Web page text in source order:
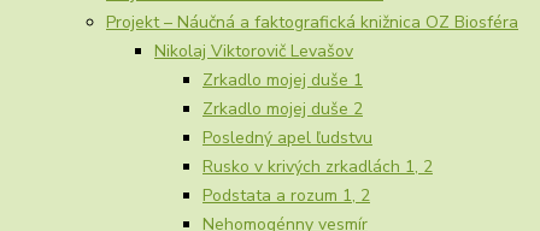
Projekt – Náučná a faktografická knižnica OZ Biosféra
Nikolaj Viktorovič Levašov
Zrkadlo mojej duše 1
Zrkadlo mojej duše 2
Posledný apel ľudstvu
Rusko v krivých zrkadlách 1, 2
Podstata a rozum 1, 2
Nehomogénny vesmír